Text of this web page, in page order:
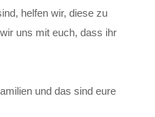
helfen wir, diese zu
uns mit euch, dass ihr
und das sind eure